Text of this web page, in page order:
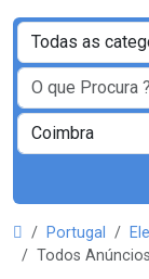
Portugal
Todos